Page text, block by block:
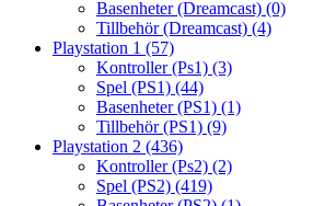
Basenheter (Dreamcast) (0)
Tillbehör (Dreamcast) (4)
Playstation 1 (57)
Kontroller (Ps1) (3)
Spel (PS1) (44)
Basenheter (PS1) (1)
Tillbehör (PS1) (9)
Playstation 2 (436)
Kontroller (Ps2) (2)
Spel (PS2) (419)